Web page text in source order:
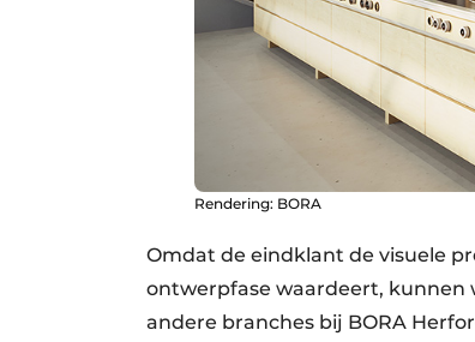
Rendering: BORA
Omdat de eindklant de visuele
ontwerpfase waardeert,
andere branches bij BORA